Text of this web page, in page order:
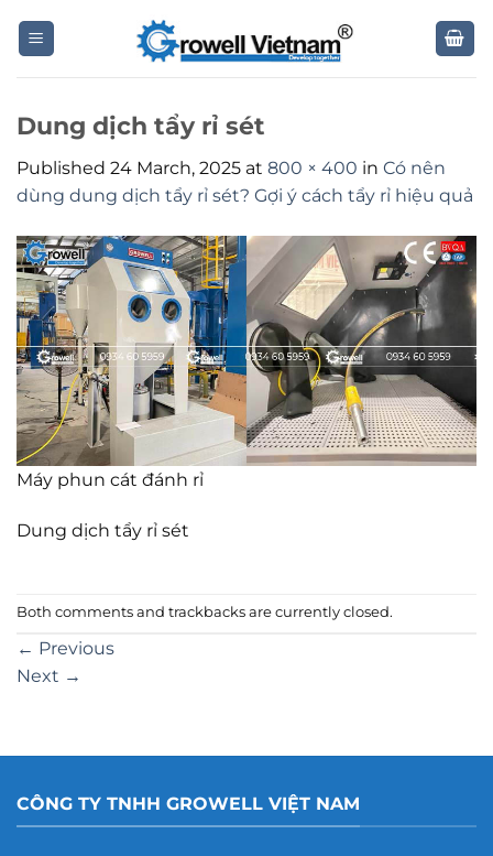
Dung dịch tẩy rỉ sét
Published 24 March, 2025 at 800 × 400 in Có nên
dùng dung dịch tẩy rỉ sét? Gợi ý cách tẩy rỉ hiệu quả
Máy phun cát đánh rỉ
Dung dịch tẩy rỉ sét
Both comments and trackbacks are currently closed.
← Previous
Next →
CÔNG TY TNHH GROWELL VIỆT NAM